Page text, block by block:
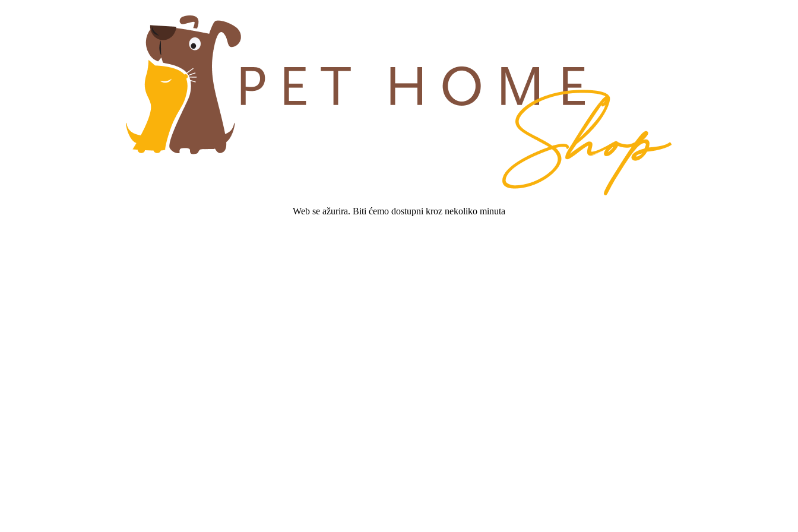
Web se ažurira. Biti ćemo dostupni kroz nekoliko minuta